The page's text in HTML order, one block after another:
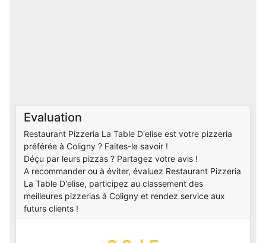
Evaluation
Restaurant Pizzeria La Table D'elise est votre pizzeria
préférée à Coligny ? Faites-le savoir !
Déçu par leurs pizzas ? Partagez votre avis !
A recommander ou à éviter, évaluez Restaurant Pizzeria
La Table D'elise, participez au classement des
meilleures pizzerias à Coligny et rendez service aux
futurs clients !